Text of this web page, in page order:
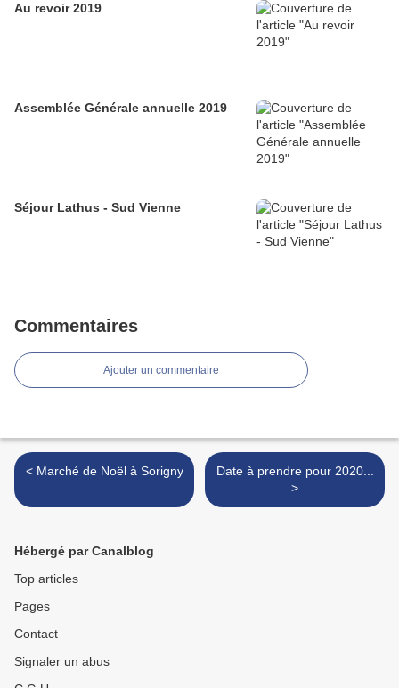
Au revoir 2019
Assemblée Générale annuelle 2019
Séjour Lathus - Sud Vienne
Commentaires
Ajouter un commentaire
< Marché de Noël à Sorigny
Date à prendre pour 2020...
>
Hébergé par Canalblog
Top articles
Pages
Contact
Signaler un abus